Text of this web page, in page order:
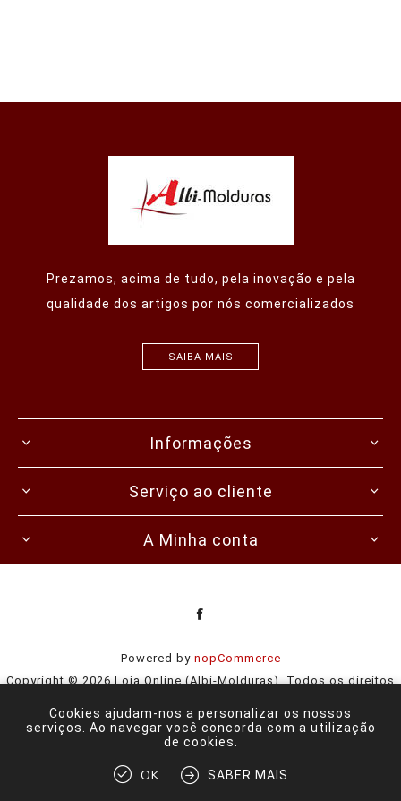
Prezamos, acima de tudo, pela inovação e pela
qualidade dos artigos por nós comercializados
SAIBA MAIS
Informações
Serviço ao cliente
A Minha conta
Powered by nopCommerce
Copyright © 2026 Loja Online (Albi-Molduras). Todos os direitos
Cookies ajudam-nos a personalizar os nossos
serviços. Ao navegar você concorda com a utilização
de cookies.
OK SABER MAIS